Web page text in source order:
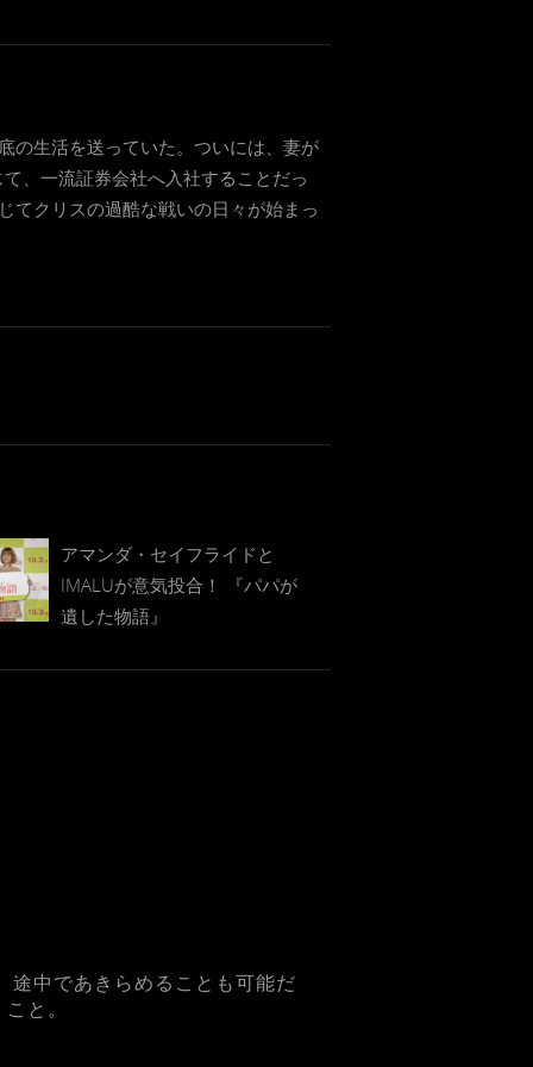
の生活を送っていた。ついには、妻が
、一流証券会社へ入社することだっ
てクリスの過酷な戦いの日々が始まっ
アマンダ・セイフライドと
IMALUが意気投合！ 『パパが
遺した物語』
途中であきらめることも可能だ
と。